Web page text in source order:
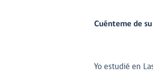
Cuénteme de
Yo estudié en